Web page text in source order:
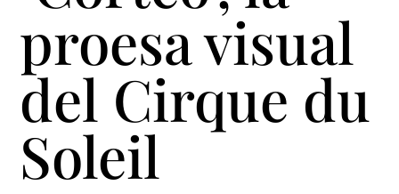
proesa visual
del Cirque du
Soleil